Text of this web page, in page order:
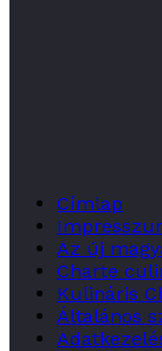
Címlap
Az új
Charte
Kulináris
Általános